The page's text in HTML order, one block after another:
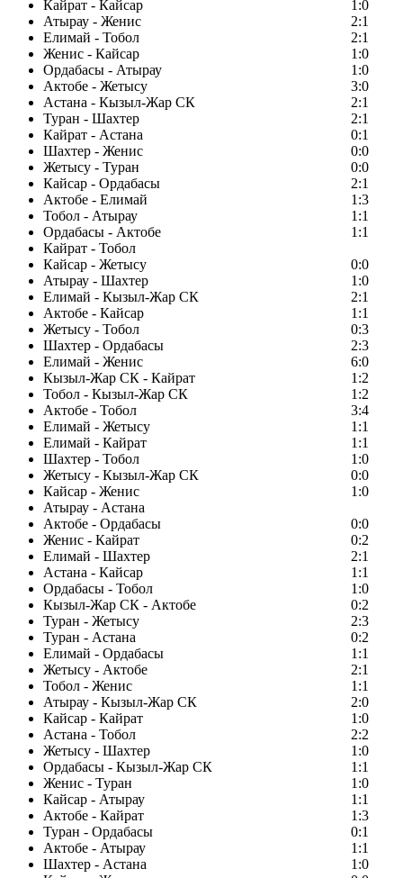
Кайрат - Кайсар
1:0
Атырау - Женис
2:1
Елимай - Тобол
2:1
Женис - Кайсар
1:0
Ордабасы - Атырау
1:0
Актобе - Жетысу
3:0
Астана - Кызыл-Жар СК
2:1
Туран - Шахтер
2:1
Кайрат - Астана
0:1
Шахтер - Женис
0:0
Жетысу - Туран
0:0
Кайсар - Ордабасы
2:1
Актобе - Елимай
1:3
Тобол - Атырау
1:1
Ордабасы - Актобе
1:1
Кайрат - Тобол
Кайсар - Жетысу
0:0
Атырау - Шахтер
1:0
Елимай - Кызыл-Жар СК
2:1
Актобе - Кайсар
1:1
Жетысу - Тобол
0:3
Шахтер - Ордабасы
2:3
Елимай - Женис
6:0
Кызыл-Жар СК - Кайрат
1:2
Тобол - Кызыл-Жар СК
1:2
Актобе - Тобол
3:4
Елимай - Жетысу
1:1
Елимай - Кайрат
1:1
Шахтер - Тобол
1:0
Жетысу - Кызыл-Жар СК
0:0
Кайсар - Женис
1:0
Атырау - Астана
Актобе - Ордабасы
0:0
Женис - Кайрат
0:2
Елимай - Шахтер
2:1
Астана - Кайсар
1:1
Ордабасы - Тобол
1:0
Кызыл-Жар СК - Актобе
0:2
Туран - Жетысу
2:3
Туран - Астана
0:2
Елимай - Ордабасы
1:1
Жетысу - Актобе
2:1
Тобол - Женис
1:1
Атырау - Кызыл-Жар СК
2:0
Кайсар - Кайрат
1:0
Астана - Тобол
2:2
Жетысу - Шахтер
1:0
Ордабасы - Кызыл-Жар СК
1:1
Женис - Туран
1:0
Кайсар - Атырау
1:1
Актобе - Кайрат
1:3
Туран - Ордабасы
0:1
Актобе - Атырау
1:1
Шахтер - Астана
1:0